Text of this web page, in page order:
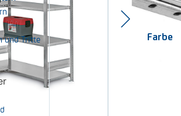
und Tritte
Farbe